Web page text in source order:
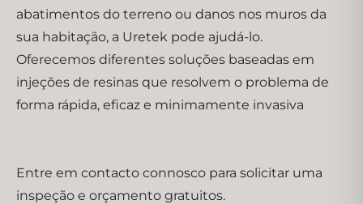
abatimentos do terreno ou danos nos muros da
sua habitação, a Uretek pode ajudá-lo.
Oferecemos diferentes soluções baseadas em
injeções de resinas que resolvem o problema de
forma rápida, eficaz e minimamente invasiva
Entre em contacto connosco para solicitar uma
inspeção e orçamento gratuitos.